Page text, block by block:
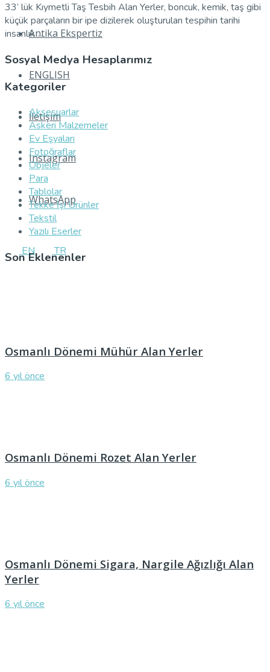
Antika Ekspertiz
ENGLISH
İletişim
Instagram
WhatsApp
EN TR
33’ lük Kıymetli Taş Tesbih Alan Yerler, boncuk, kemik, taş gibi
küçük parçaların bir ipe dizilerek oluşturulan tespihin tarihi
insanlık ...
Sosyal Medya Hesaplarımız
Kategoriler
Aksesuarlar
Askeri Malzemeler
Ev Eşyaları
Fotoğraflar
Objeler
Para
Tablolar
Tekke İşi Ürünler
Tekstil
Yazılı Eserler
Son Eklenenler
Osmanlı Dönemi Mühür Alan Yerler
6 yıl önce
Osmanlı Dönemi Rozet Alan Yerler
6 yıl önce
Osmanlı Dönemi Sigara, Nargile Ağızlığı Alan
Yerler
6 yıl önce